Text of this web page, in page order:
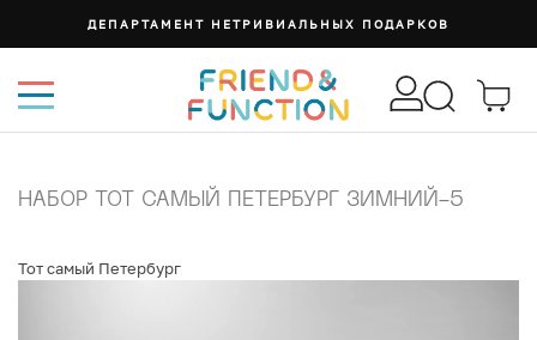
ДЕПАРТАМЕНТ НЕТРИВИАЛЬНЫХ ПОДАРКОВ
НАБОР ТОТ САМЫЙ ПЕТЕРБУРГ ЗИМНИЙ-5
Тот самый Петербург